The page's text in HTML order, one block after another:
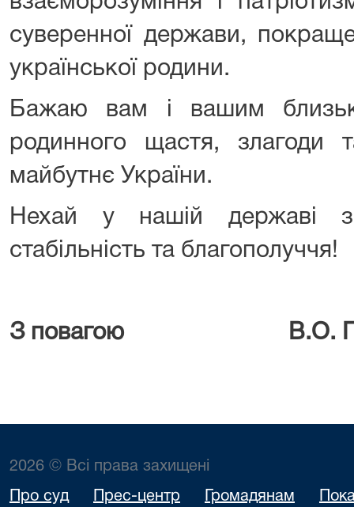
суверенної держави,
української родини.
Бажаю вам і вашим
родинного щастя, злагоди
майбутнє України.
Нехай у нашій державі
стабільність та благополуччя!
З повагою В.О.
2026 © Всі права захищені
Про суд Прес-центр Громадянам